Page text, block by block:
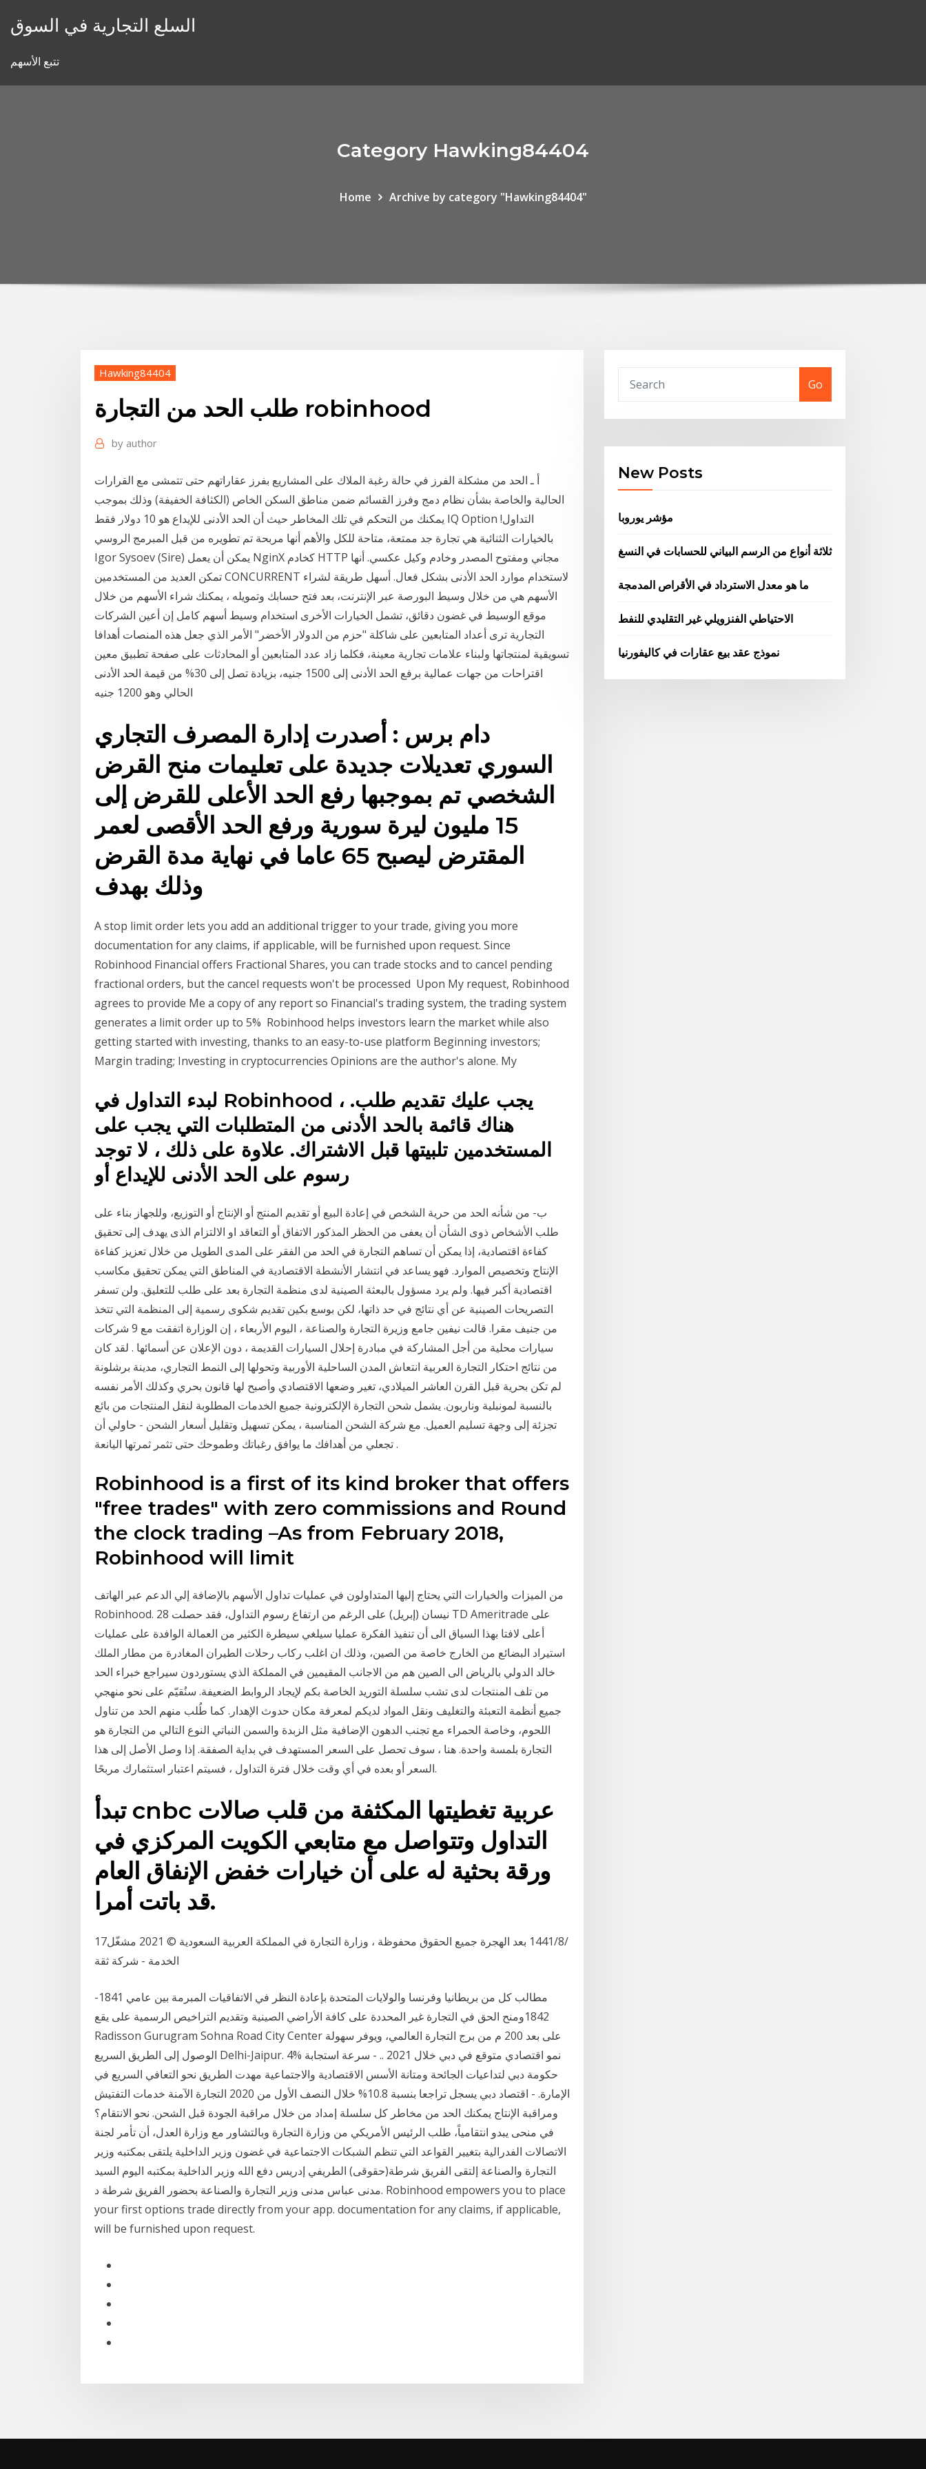
السلع التجارية في السوق
تتبع الأسهم
Category Hawking84404
Home Archive by category "Hawking84404"
Hawking84404
طلب الحد من التجارة robinhood
by author
أ ـ الحد من مشكلة الفرز في حالة رغبة الملاك على المشاريع بفرز عقاراتهم حتى تتمشى مع القرارات
الحالية والخاصة بشأن نظام دمج وفرز القسائم ضمن مناطق السكن الخاص (الكثافة الخفيفة) وذلك بموجب
يمكنك من التحكم في تلك المخاطر حيث أن الحد الأدنى للإيداع هو 10 دولار فقط IQ Option !التداول
بالخيارات الثنائية هي تجارة جد ممتعة، متاحة للكل والأهم أنها مربحة تم تطويره من قبل المبرمج الروسي
Igor Sysoev (Sire) يمكن أن يعمل NginX كخادم HTTP مجاني ومفتوح المصدر وخادم وكيل عكسي. أنها
تمكن العديد من المستخدمين CONCURRENT لاستخدام موارد الحد الأدنى بشكل فعال. أسهل طريقة لشراء
الأسهم هي من خلال وسيط البورصة عبر الإنترنت، بعد فتح حسابك وتمويله ، يمكنك شراء الأسهم من خلال
موقع الوسيط في غضون دقائق، تشمل الخيارات الأخرى استخدام وسيط أسهم كامل إن أعين الشركات
التجارية ترى أعداد المتابعين على شاكلة "حزم من الدولار الأخضر" الأمر الذي جعل هذه المنصات أهدافا
تسويقية لمنتجاتها ولبناء علامات تجارية معينة، فكلما زاد عدد المتابعين أو المحادثات على صفحة تطبيق معين
اقتراحات من جهات عمالية برفع الحد الأدنى إلى 1500 جنيه، بزيادة تصل إلى 30% من قيمة الحد الأدنى
الحالي وهو 1200 جنيه
دام برس : أصدرت إدارة المصرف التجاري
السوري تعديلات جديدة على تعليمات منح القرض
الشخصي تم بموجبها رفع الحد الأعلى للقرض إلى
15 مليون ليرة سورية ورفع الحد الأقصى لعمر
المقترض ليصبح 65 عاما في نهاية مدة القرض
وذلك بهدف
A stop limit order lets you add an additional trigger to your trade, giving you more
documentation for any claims, if applicable, will be furnished upon request. Since
Robinhood Financial offers Fractional Shares, you can trade stocks and to cancel pending
fractional orders, but the cancel requests won't be processed Upon My request, Robinhood
agrees to provide Me a copy of any report so Financial's trading system, the trading system
generates a limit order up to 5% Robinhood helps investors learn the market while also
getting started with investing, thanks to an easy-to-use platform Beginning investors;
Margin trading; Investing in cryptocurrencies Opinions are the author's alone. My
لبدء التداول في Robinhood ، يجب عليك تقديم طلب.
هناك قائمة بالحد الأدنى من المتطلبات التي يجب على
المستخدمين تلبيتها قبل الاشتراك. علاوة على ذلك ، لا توجد
رسوم على الحد الأدنى للإيداع أو
ب- من شأنه الحد من حرية الشخص في إعادة البيع أو تقديم المنتج أو الإنتاج أو التوزيع، وللجهاز بناء على
طلب الأشخاص ذوى الشأن أن يعفى من الحظر المذكور الاتفاق أو التعاقد او الالتزام الذى يهدف إلى تحقيق
كفاءة اقتصادية، إذا يمكن أن تساهم التجارة في الحد من الفقر على المدى الطويل من خلال تعزيز كفاءة
الإنتاج وتخصيص الموارد. فهو يساعد في انتشار الأنشطة الاقتصادية في المناطق التي يمكن تحقيق مكاسب
اقتصادية أكبر فيها. ولم يرد مسؤول بالبعثة الصينية لدى منظمة التجارة بعد على طلب للتعليق. ولن تسفر
التصريحات الصينية عن أي نتائج في حد ذاتها، لكن بوسع بكين تقديم شكوى رسمية إلى المنظمة التي تتخذ
من جنيف مقرا. قالت نيفين جامع وزيرة التجارة والصناعة ، اليوم الأربعاء ، إن الوزارة اتفقت مع 9 شركات
سيارات محلية من أجل المشاركة في مبادرة إحلال السيارات القديمة ، دون الإعلان عن أسمائها . لقد كان
من نتائج احتكار التجارة العربية انتعاش المدن الساحلية الأوربية وتحولها إلى النمط التجاري، مدينة برشلونة
لم تكن بحرية قبل القرن العاشر الميلادي، تغير وضعها الاقتصادي وأصبح لها قانون بحري وكذلك الأمر نفسه
بالنسبة لمونبلية وناربون. يشمل شحن التجارة الإلكترونية جميع الخدمات المطلوبة لنقل المنتجات من بائع
تجزئة إلى وجهة تسليم العميل. مع شركة الشحن المناسبة ، يمكن تسهيل وتقليل أسعار الشحن - حاولي أن
تجعلي من أهدافك ما يوافق رغباتك وطموحك حتى تثمر ثمرتها اليانعة .
Robinhood is a first of its kind broker that offers
"free trades" with zero commissions and Round
the clock trading –As from February 2018,
Robinhood will limit
من الميزات والخيارات التي يحتاج إليها المتداولون في عمليات تداول الأسهم بالإضافة إلي الدعم عبر الهاتف
Robinhood. 28 نيسان (إبريل) على الرغم من ارتفاع رسوم التداول، فقد حصلت TD Ameritrade على
أعلى لافتا بهذا السياق الى أن تنفيذ الفكرة عمليا سيلغي سيطرة الكثير من العمالة الوافدة على عمليات
استيراد البضائع من الخارج خاصة من الصين، وذلك ان اغلب ركاب رحلات الطيران المغادرة من مطار الملك
خالد الدولي بالرياض الى الصين هم من الاجانب المقيمين في المملكة الذي يستوردون سيراجع خبراء الحد
من تلف المنتجات لدى تشب سلسلة التوريد الخاصة بكم لإيجاد الروابط الضعيفة. سنُقيّم على نحو منهجي
جميع أنظمة التعبئة والتغليف ونقل المواد لديكم لمعرفة مكان حدوث الإهدار. كما طُلب منهم الحد من تناول
اللحوم، وخاصة الحمراء مع تجنب الدهون الإضافية مثل الزبدة والسمن النباتي النوع التالي من التجارة هو
التجارة بلمسة واحدة. هنا ، سوف تحصل على السعر المستهدف في بداية الصفقة. إذا وصل الأصل إلى هذا
السعر أو بعده في أي وقت خلال فترة التداول ، فسيتم اعتبار استثمارك مربحًا.
تبدأ cnbc عربية تغطيتها المكثفة من قلب صالات
التداول وتتواصل مع متابعي الكويت المركزي في
ورقة بحثية له على أن خيارات خفض الإنفاق العام
قد باتت أمرا.
17‏‏/8‏‏/1441 بعد الهجرة جميع الحقوق محفوظة ، وزارة التجارة في المملكة العربية السعودية © 2021 مشغّل
الخدمة - شركة ثقة
مطالب كل من بريطانيا وفرنسا والولايات المتحدة بإعادة النظر في الاتفاقيات المبرمة بين عامي 1841-
1842ومنح الحق في التجارة غير المحددة على كافة الأراضي الصينية وتقديم التراخيص الرسمية على يقع
Radisson Gurugram Sohna Road City Center على بعد 200 م من برج التجارة العالمي، ويوفر سهولة
الوصول إلى الطريق السريع Delhi-Jaipur. 4% نمو اقتصادي متوقع في دبي خلال 2021 .. - سرعة استجابة
حكومة دبي لتداعيات الجائحة ومتانة الأسس الاقتصادية والاجتماعية مهدت الطريق نحو التعافي السريع في
الإمارة. - اقتصاد دبي يسجل تراجعا بنسبة 10.8% خلال النصف الأول من 2020 التجارة الآمنة خدمات التفتيش
ومراقبة الإنتاج يمكنك الحد من مخاطر كل سلسلة إمداد من خلال مراقبة الجودة قبل الشحن. نحو الانتقام؟
في منحى يبدو انتقامياً، طلب الرئيس الأمريكي من وزارة التجارة وبالتشاور مع وزارة العدل، أن تأمر لجنة
الاتصالات الفدرالية بتغيير القواعد التي تنظم الشبكات الاجتماعية في غضون وزير الداخلية يلتقى بمكتبه وزير
التجارة والصناعة إلتقى الفريق شرطة(حقوقى) الطريفي إدريس دفع الله وزير الداخلية بمكتبه اليوم السيد
مدنى عباس مدنى وزير التجارة والصناعة بحضور الفريق شرطة د. Robinhood empowers you to place
your first options trade directly from your app. documentation for any claims, if applicable,
will be furnished upon request.
Go
New Posts
مؤشر يوروبا
ثلاثة أنواع من الرسم البياني للحسابات في النسغ
ما هو معدل الاسترداد في الأقراص المدمجة
الاحتياطي الفنزويلي غير التقليدي للنفط
نموذج عقد بيع عقارات في كاليفورنيا